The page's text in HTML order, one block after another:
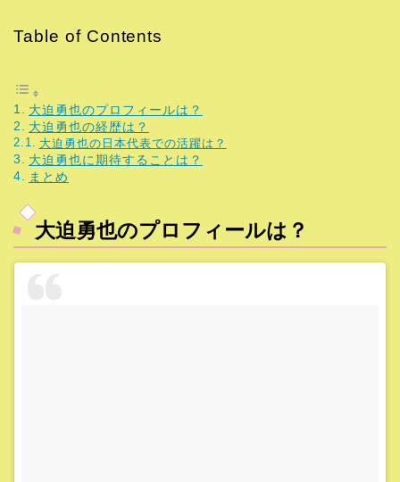
Table of Contents
大迫勇也のプロフィールは？
大迫勇也の経歴は？
大迫勇也の日本代表での活躍は？
大迫勇也に期待することは？
まとめ
大迫勇也のプロフィールは？